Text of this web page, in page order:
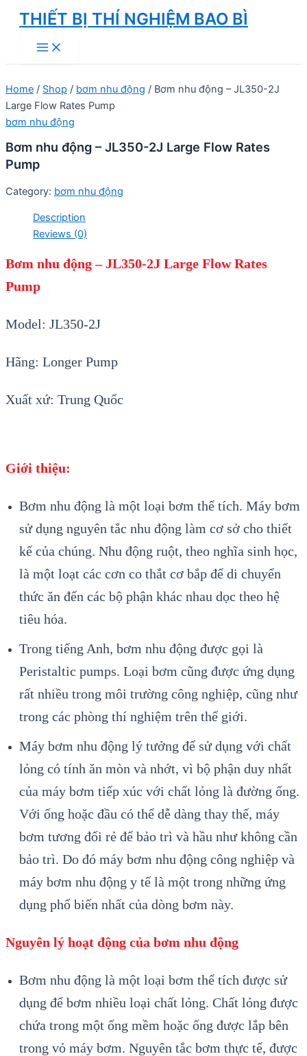
Skip
content
THIẾT BỊ THÍ NGHIỆM BAO BÌ
Main
Menu
Home / Shop / bơm nhu động / Bơm nhu động – JL350-2J
Large Flow Rates Pump
bơm nhu động
Bơm nhu động – JL350-2J Large Flow Rates
Pump
Category: bơm nhu động
Description
Reviews (0)
Bơm nhu động – JL350-2J Large Flow Rates
Pump
Model: JL350-2J
Hãng: Longer Pump
Xuất xứ: Trung Quốc
Giới thiệu:
Bơm nhu động là một loại bơm thể tích. Máy bơm
sử dụng nguyên tắc nhu động làm cơ sở cho thiết
kế của chúng. Nhu động ruột, theo nghĩa sinh học,
là một loạt các cơn co thắt cơ bắp để di chuyển
thức ăn đến các bộ phận khác nhau dọc theo hệ
tiêu hóa.
Trong tiếng Anh, bơm nhu động được gọi là
Peristaltic pumps. Loại bơm cũng được ứng dụng
rất nhiều trong môi trường công nghiệp, cũng như
trong các phòng thí nghiệm trên thế giới.
Máy bơm nhu động lý tưởng để sử dụng với chất
lỏng có tính ăn mòn và nhớt, vì bộ phận duy nhất
của máy bơm tiếp xúc với chất lỏng là đường ống.
Với ống hoặc đầu có thể dễ dàng thay thế, máy
bơm tương đối rẻ để bảo trì và hầu như không cần
bảo trì. Do đó máy bơm nhu động công nghiệp và
máy bơm nhu động y tế là một trong những ứng
dụng phổ biến nhất của dòng bơm này.
Nguyên lý hoạt động của bơm nhu động
Bơm nhu động là một loại bơm thể tích được sử
dụng để bơm nhiều loại chất lỏng. Chất lỏng được
chứa trong một ống mềm hoặc ống được lắp bên
trong vỏ máy bơm. Nguyên tắc bơm thực tế, được